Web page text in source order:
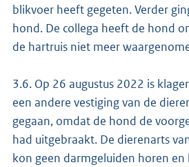
blikvoer heeft gegeten. Verder
hond. De collega heeft de hond
de hartruis niet meer
3.6. Op 26 augustus 2022 is
een andere vestiging van de
gegaan, omdat de hond de
had uitgebraakt. De dierenarts
kon geen darmgeluiden horen en